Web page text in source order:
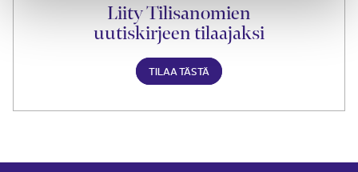
Liity Tilisanomien
uutiskirjeen tilaajaksi
TILAA TÄSTÄ